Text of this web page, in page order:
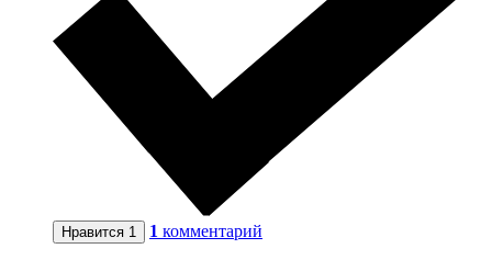
Нравится 1 1 комментарий